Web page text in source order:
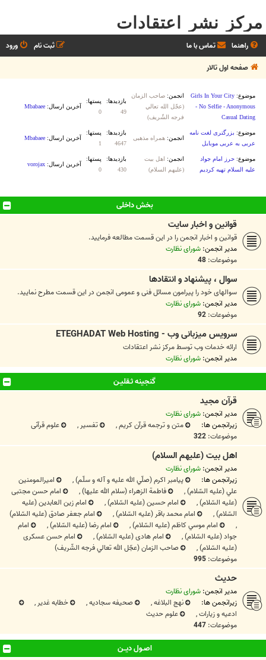
مرکز نشر اعتقادات
راهنما تماس با ما ورود
ثبت نام
صفحه اول تالار
بخش‌ داخلی
قوانين و اخبار سايت
قوانين و اخبار انجمن را در اين قسمت مطالعه فرماييد.
مدیر انجمن: شورای نظارت
موضوعات: 48
سوال ، پيشنهاد و انتقادها
سوالهای خود را پيرامون مسائل فنی و عمومی انجمن در اين قسمت مطرح نماييد.
مدیر انجمن: شورای نظارت
موضوعات: 92
سرویس میزبانی وب - ETEGHADAT Web Hosting
ارائه خدمات وب توسط مرکز نشر اعتقادات
مدیر انجمن: شورای نظارت
گنجینه ثـقلیـن
قرآن مجید
مدیر انجمن: شورای نظارت
زیرانجمن ها:
متن و ترجمه قرآن کریم, تفسیر ,
علوم قرآنی
موضوعات: 322
اهل بيت (عليهم السلام)
مدیر انجمن: شورای نظارت
زیرانجمن ها:
پيامبر اکرم (صلّي الله علیه و آله و سلّم),
اميرالمومنين
علي (علیه السّلام), فاطمة الزهراء (سلام الله علیها),
امام حسن مجتبی
(علیه السّلام), امام حسین‌ (علیه السّلام),
امام زین العابدین (علیه
السّلام), امام محمد باقر (علیه السّلام),
امام جعفر صادق (علیه السّلام)
,
امام موسي کاظم (علیه السّلام), امام رضا (علیه السّلام),
امام
جواد (علیه السّلام), امام هادی (علیه السّلام),
امام حسن عسکری
(علیه السّلام),
صاحب الزمان (عجّل الله تعالي فرجه الشّریف)
موضوعات: 995
حديث
مدیر انجمن: شورای نظارت
زیرانجمن ها:
نهج البلاغه, صحیفه سجادیه, خطابه غدیر ,
ادعيه و زيارات,
علوم حدیث
موضوعات: 447
اصـول ديــن